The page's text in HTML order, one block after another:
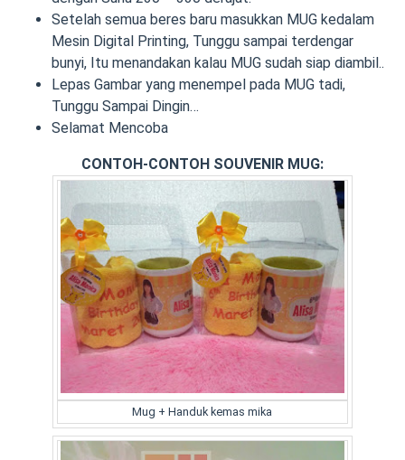
Setelah semua beres baru masukkan MUG kedalam
Mesin Digital Printing, Tunggu sampai terdengar
bunyi, Itu menandakan kalau MUG sudah siap diambil..
Lepas Gambar yang menempel pada MUG tadi,
Tunggu Sampai Dingin…
Selamat Mencoba
CONTOH-CONTOH SOUVENIR MUG:
Mug + Handuk kemas mika